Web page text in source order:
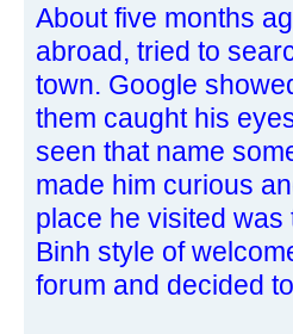
About five months
abroad, tried to
town. Google
them caught his
seen that name
made him curious
place he visited was
Binh style of
forum and decided